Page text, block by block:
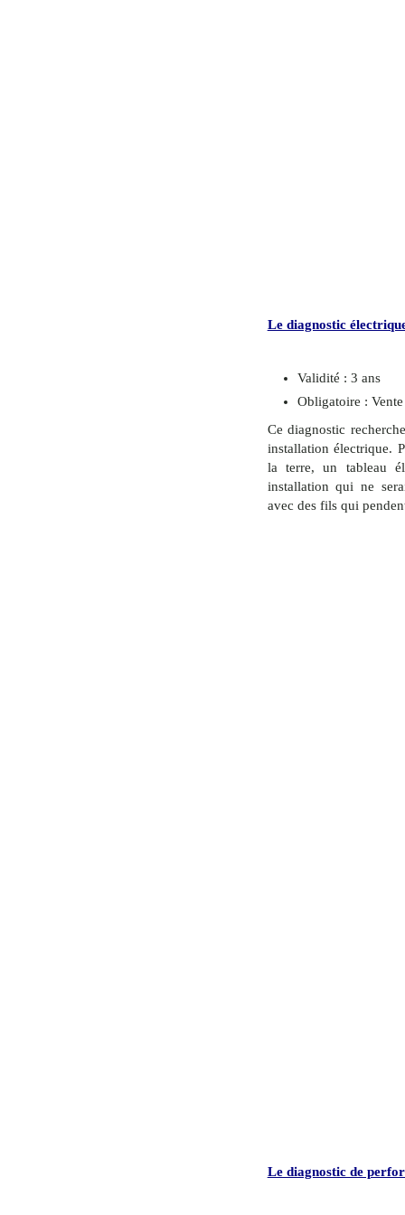
Le diagnostic
Validité : 3 ans
Obligatoire :
Ce diagnostic
installation électrique.
la terre, un tableau
installation qui ne
avec des fils qui
Le diagnostic de